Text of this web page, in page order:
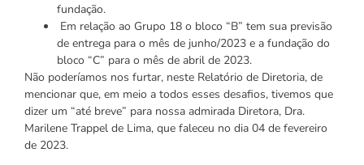
fundação.
Em relação ao Grupo 18 o bloco “B” tem sua previsão
de entrega para o mês de junho/2023 e a fundação do
bloco “C” para o mês de abril de 2023.
Não poderíamos nos furtar, neste Relatório de Diretoria, de
mencionar que, em meio a todos esses desafios, tivemos que
dizer um “até breve” para nossa admirada Diretora, Dra.
Marilene Trappel de Lima, que faleceu no dia 04 de fevereiro
de 2023.